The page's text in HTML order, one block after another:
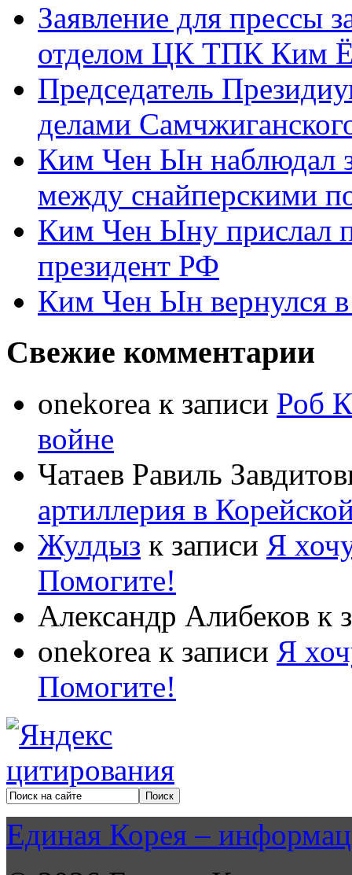
Заявление для прессы
отделом ЦК ТПК Ким
Председатель
делами
Ким Чен Ын наблюдал
между снайперскими
Ким Чен Ыну прислал
президент РФ
Ким Чен Ын вернулся
Свежие комментарии
onekorea к записи Роб
войне
Чатаев Равиль
артиллерия в
Жулдыз к записи Я
Помогите!
Александр Алибеков к
onekorea к записи Я
Помогите!
Единая Корея –